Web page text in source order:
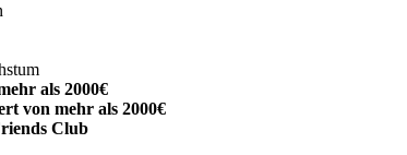
als 2000€
von mehr als 2000€
Club